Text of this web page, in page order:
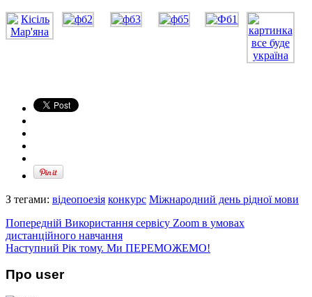
З тегами: відеопоезія конкурс Міжнародний день рідної мови
Попередній Використання сервісу Zoom в умовах
дистанційного навчання
Наступний Рік тому. Ми ПЕРЕМОЖЕМО!
Про user